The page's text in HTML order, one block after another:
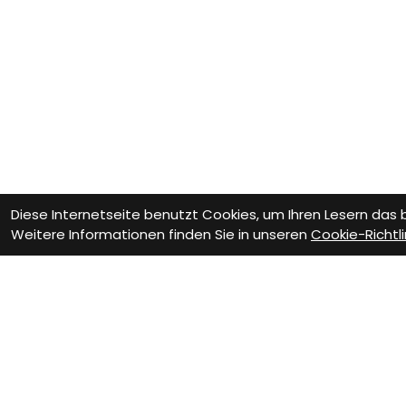
Diese Internetseite benutzt Cookies, um Ihren Lesern
Weitere Informationen finden Sie in unseren Cookie-